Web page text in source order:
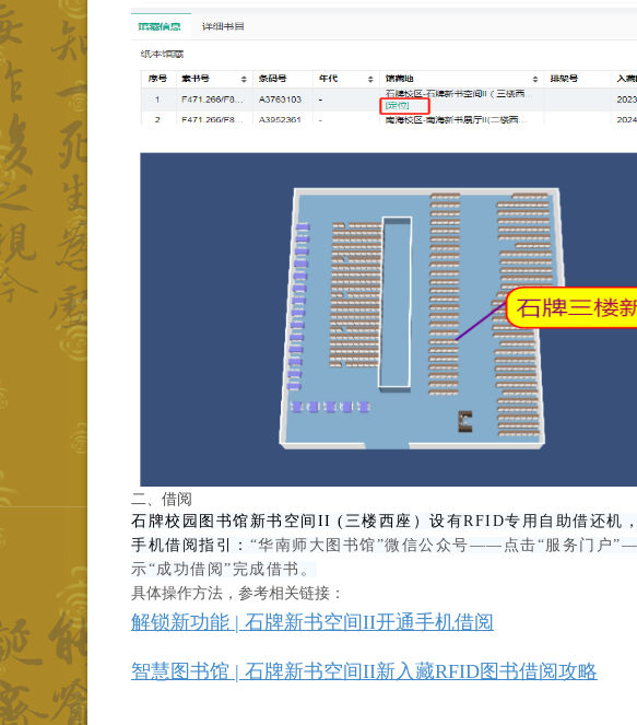
二、借阅
石牌校园图书馆新书空间II (三楼西座） 设有RFID专用自助借还机
手机借阅指引： “华南师大图书馆”微信公众号——点击“服务门户
示“成功借阅”完成借书。
具体操作方法，参考相关链接：
解锁新功能 | 石牌新书空间II开通手机借阅
智慧图书馆 | 石牌新书空间II新入藏RFID图书借阅攻略